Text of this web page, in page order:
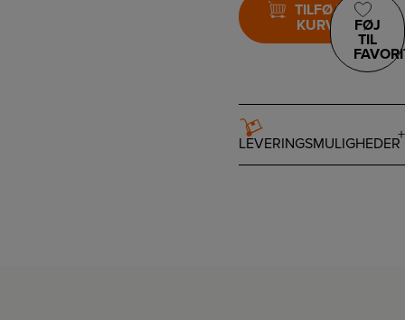
TILFØJ TIL
KURV
FØJ
TIL
LEVERINGSMULIGHEDER